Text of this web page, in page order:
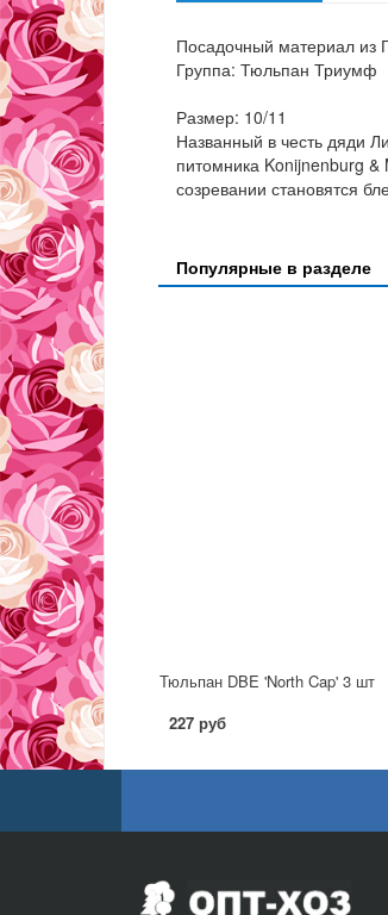
Посадочный материал из
Группа: Тюльпан Триумф
Размер: 10/11
Названный в честь дяди
питомника Konijnenburg &
созревании становятся
Популярные в разделе
Тюльпан DBE 'North Cap' 3 шт
227 руб